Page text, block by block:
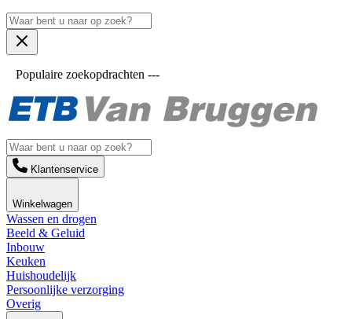
Populaire zoekopdrachten ---
Klantenservice
Winkelwagen
Wassen en drogen
Beeld & Geluid
Inbouw
Keuken
Huishoudelijk
Persoonlijke verzorging
Overig